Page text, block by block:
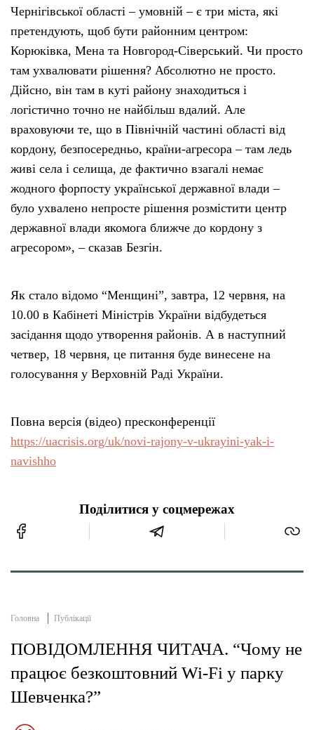
Чернігівської області – умовній – є три міста, які
претендують, щоб бути районним центром:
Корюківка, Мена та Новгород-Сіверський. Чи просто
там ухвалювати рішення? Абсолютно не просто.
Дійсно, він там в куті району знаходиться і
логістично точно не найбільш вдалий. Але
враховуючи те, що в Північній частині області від
кордону, безпосередньо, країни-агресора – там ледь
живі села і селища, де фактично взагалі немає
жодного форпосту української державної влади –
було ухвалено непросте рішення розмістити центр
державної влади якомога ближче до кордону з
агресором», – сказав Безгін.
Як стало відомо “Менщині”, завтра, 12 червня, на
10.00 в Кабінеті Міністрів України відбудеться
засідання щодо утворення районів. А в наступний
четвер, 18 червня, це питання буде винесене на
голосування у Верховній Раді України.
Повна версія (відео) пресконференції
https://uacrisis.org/uk/novi-rajony-v-ukrayini-yak-i-
navishho
Поділитися у соцмережах
Головна Публікації
ПОВІДОМЛЕННЯ ЧИТАЧА. “Чому не
працює безкоштовний Wi-Fi у парку
Шевченка?”